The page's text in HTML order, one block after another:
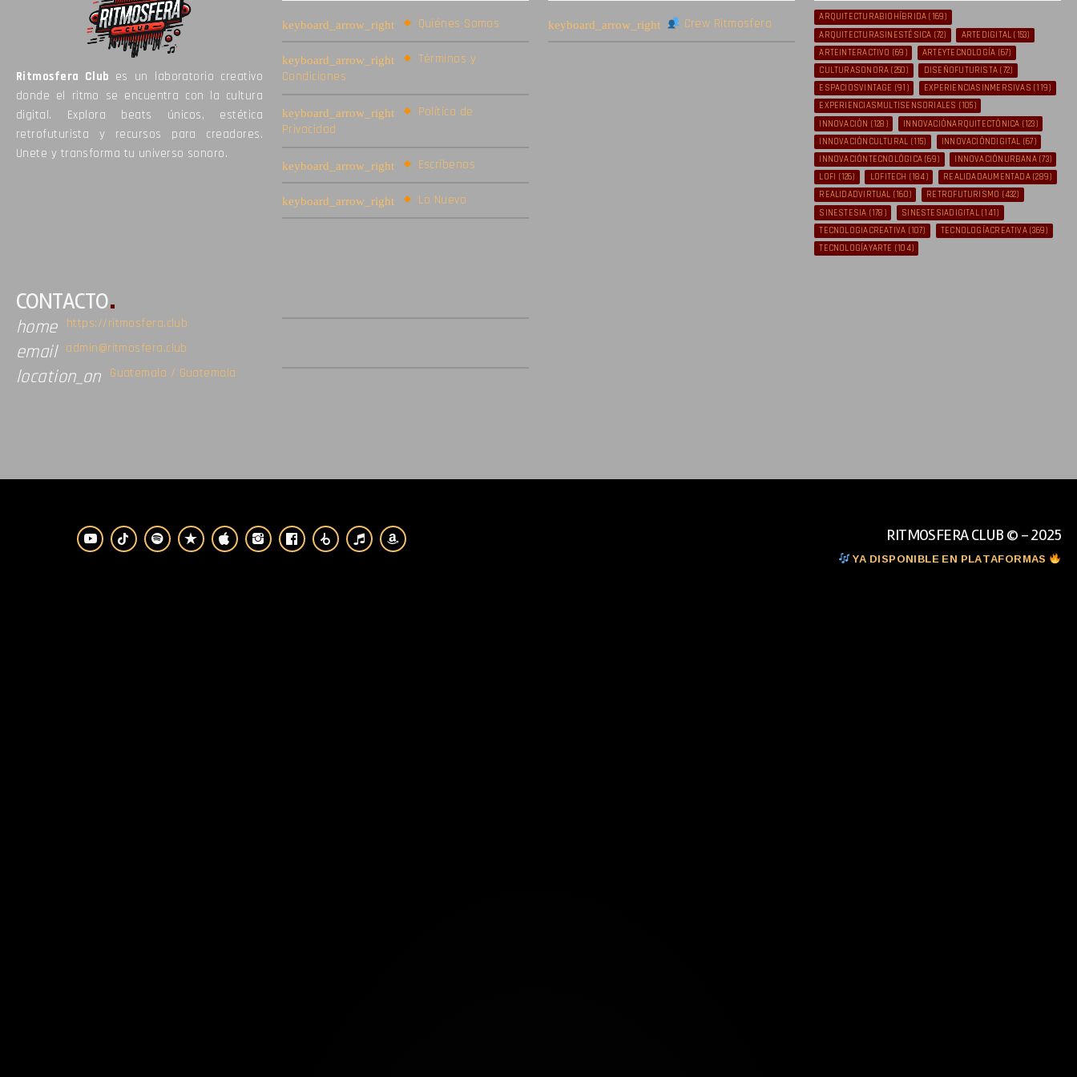
Ritmosfera Club es un laboratorio creativo
donde el ritmo se encuentra con la cultura
digital. Explora beats únicos, estética
retrofuturista y recursos para creadores.
Unete y transforma tu universo sonoro.
Quiénes Somos
Términos y
Condiciones
Política de
Privacidad
Escríbenos
Lo Nuevo
Crew Ritmosfera ARQUITECTURABIOHÍBRIDA (169)
ARQUITECTURASINESTÉSICA (72) ARTEDIGITAL (153)
ARTEINTERACTIVO (69) ARTEYTECNOLOGÍA (67)
CULTURASONORA (250) DISEÑOFUTURISTA (72)
ESPACIOSVINTAGE (91) EXPERIENCIASINMERSIVAS (119)
EXPERIENCIASMULTISENSORIALES (105)
INNOVACIÓN (128) INNOVACIÓNARQUITECTÓNICA (123)
INNOVACIÓNCULTURAL (115) INNOVACIÓNDIGITAL (67)
INNOVACIÓNTECNOLÓGICA (69) INNOVACIÓNURBANA(73)
LOFI (126) LOFITECH (184) REALIDADAUMENTADA(289)
REALIDADVIRTUAL (160) RETROFUTURISMO (432)
SINESTESIA (178) SINESTESIADIGITAL(141)
TECNOLOGIACREATIVA (107) TECNOLOGÍACREATIVA(369)
TECNOLOGÍAYARTE (104)
CONTACTO
home https://ritmosfera.club
email admin@ritmosfera.club
location_on Guatemala / Guatemala
RITMOSFERA CLUB © - 2025
YA DISPONIBLE EN PLATAFORMAS